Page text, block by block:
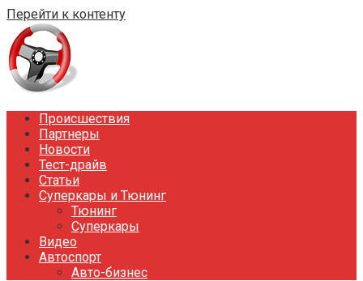
Перейти к контенту
Происшествия
Партнеры
Новости
Тест-драйв
Статьи
Суперкары и Тюнинг
Тюнинг
Суперкары
Видео
Автоспорт
Авто-бизнес